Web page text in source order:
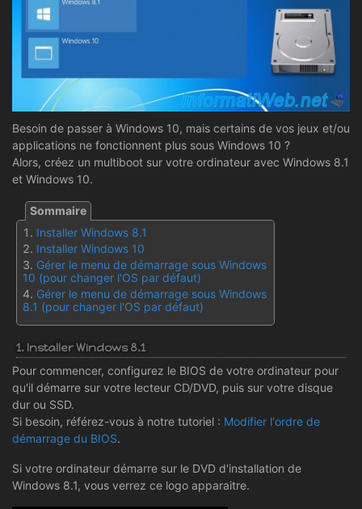
Besoin de passer à Windows 10, mais certains de vos jeux et/ou
applications ne fonctionnent plus sous Windows 10 ?
Alors, créez un multiboot sur votre ordinateur avec Windows 8.1
et Windows 10.
Installer Windows 8.1
Installer Windows 10
Gérer le menu de démarrage sous Windows
10 (pour changer l'OS par défaut)
Gérer le menu de démarrage sous Windows
8.1 (pour changer l'OS par défaut)
1. Installer Windows 8.1
Pour commencer, configurez le BIOS de votre ordinateur pour
qu'il démarre sur votre lecteur CD/DVD, puis sur votre disque
dur ou SSD.
Si besoin, référez-vous à notre tutoriel : Modifier l'ordre de
démarrage du BIOS.
Si votre ordinateur démarre sur le DVD d'installation de
Windows 8.1, vous verrez ce logo apparaitre.